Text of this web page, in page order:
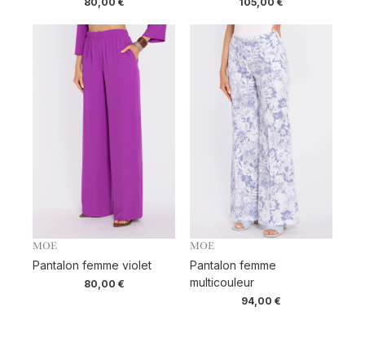
MOE
Pantalon femme violet
80,00 €
MOE
Pantalon femme
multicouleur
94,00 €